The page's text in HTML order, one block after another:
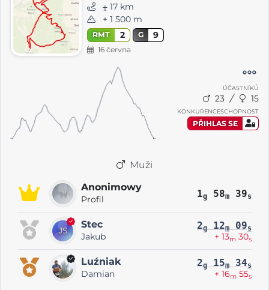
⨦ 17 km
+ 1 500 m
RMT 2 G 9
16 června
ÚČASTNÍKŮ
23 15
KONKURENCESCHOPNOST
PŘIHLAS SE
Muži
Anonimowy
Profil 1g 58m 39s
Stec
Jakub
2g 12m 09s
+ 13m 30s
Luźniak
Damian
2g 15m 34s
+ 16m 55s